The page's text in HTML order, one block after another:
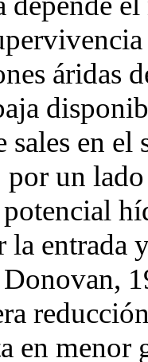
áridas
sales en
por un
entrada
en menor